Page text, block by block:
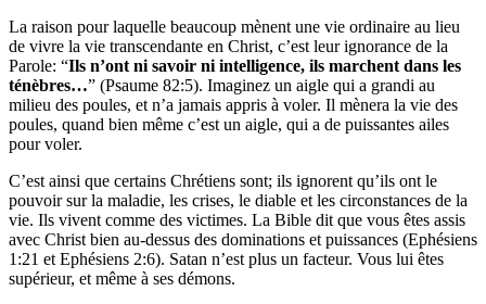
La raison pour laquelle beaucoup mènent une vie ordinaire au lieu
de vivre la vie transcendante en Christ, c’est leur ignorance de la
Parole: “Ils n’ont ni savoir ni intelligence, ils marchent dans les
ténèbres…” (Psaume 82:5). Imaginez un aigle qui a grandi au
milieu des poules, et n’a jamais appris à voler. Il mènera la vie des
poules, quand bien même c’est un aigle, qui a de puissantes ailes
pour voler.
C’est ainsi que certains Chrétiens sont; ils ignorent qu’ils ont le
pouvoir sur la maladie, les crises, le diable et les circonstances de la
vie. Ils vivent comme des victimes. La Bible dit que vous êtes assis
avec Christ bien au-dessus des dominations et puissances (Ephésiens
1:21 et Ephésiens 2:6). Satan n’est plus un facteur. Vous lui êtes
supérieur, et même à ses démons.